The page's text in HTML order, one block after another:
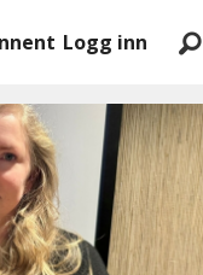
Logg inn